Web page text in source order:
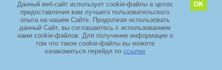
2011–2026 copyright ООО «ЗелМедСервис»
Адрес: Москва, Зеленоград, проезд 4922, дом 4 стр. 5, Технопарк
«ЭЛМА».+7 (495) 968-88-29
TIMSET
Данный веб-сайт использует cookie-файлы в целях
предоставления вам лучшего пользовательского
опыта на нашем Сайте. Продолжая использовать
данный Сайт, вы соглашаетесь с использованием
нами cookie-файлов. Для получение информации о
том что такое cookie-файлы вы можете
ознакомиться перейдя поссылке
OK